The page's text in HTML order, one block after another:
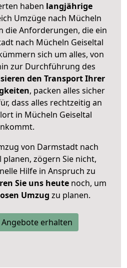
haben langjährige
Umzüge nach Mücheln
die Anforderungen, die ein
nach Mücheln Geiseltal
sich um alles, von
zur Durchführung des
den Transport Ihrer
, packen alles sicher
dass alles rechtzeitig an
in Mücheln Geiseltal
von Darmstadt nach
planen, zögern Sie nicht,
Hilfe in Anspruch zu
Sie uns heutenoch, um
Umzug zu planen.
erhalten